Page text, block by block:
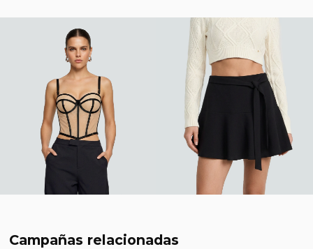
Campañas relacionadas